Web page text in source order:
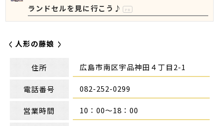
ランドセルを見に行こう♪
PR
人形の藤娘
住所 広島市南区宇品神田４丁目2-1
電話番号 082-252-0299
営業時間 10：00～18：00